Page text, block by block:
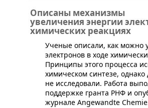
Описаны механизмы
увеличения энергии
химических реакциях
​Ученые описали, как можно
электронов в ходе
Принципы этого процесса
химическом синтезе,
не исследовали. Работа
поддержке гранта РНФ и
журнале Angewandte